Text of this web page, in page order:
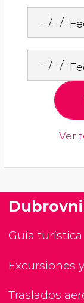
Ver
Guía turística
Excursiones
Traslados